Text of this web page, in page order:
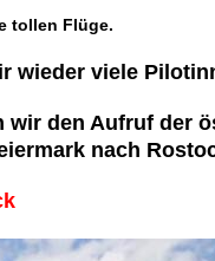
tollen Flüge.
wieder viele
wir den Aufruf der
nach